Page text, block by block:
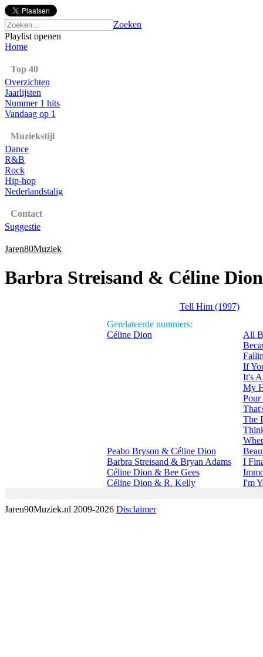
Zoeken
Playlist openen
Home
Top 40
Overzichten
Jaarlijsten
Nummer 1 hits
Vandaag op 1
Muziekstijl
Dance
R&B
Rock
Hip-hop
Nederlandstalig
Contact
Suggestie
Jaren80Muziek
Barbra Streisand & Céline Dion
Tell Him (1997)
Gerelateerde nummers:
Céline Dion
All
If
It's
My
Pour
The
Peabo Bryson & Céline Dion
Barbra Streisand & Bryan Adams
I
Céline Dion & Bee Gees
Céline Dion & R. Kelly
I'm
Jaren90Muziek.nl 2009-2026 Disclaimer